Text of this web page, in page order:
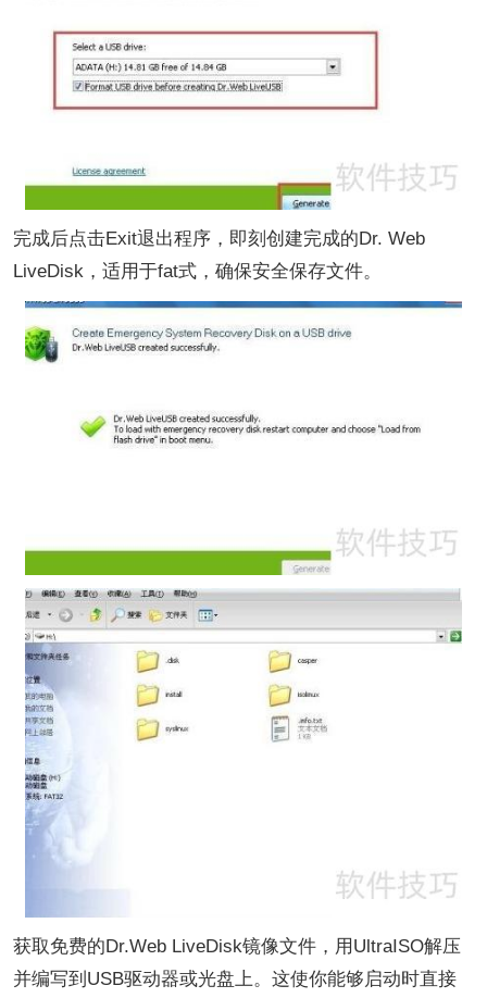
完成后点击Exit退出程序，即刻创建完成的Dr. Web
LiveDisk，适用于fat式，确保安全保存文件。
获取免费的Dr.Web LiveDisk镜像文件，用UltraISO解压
并编写到USB驱动器或光盘上。这使你能够启动时直接